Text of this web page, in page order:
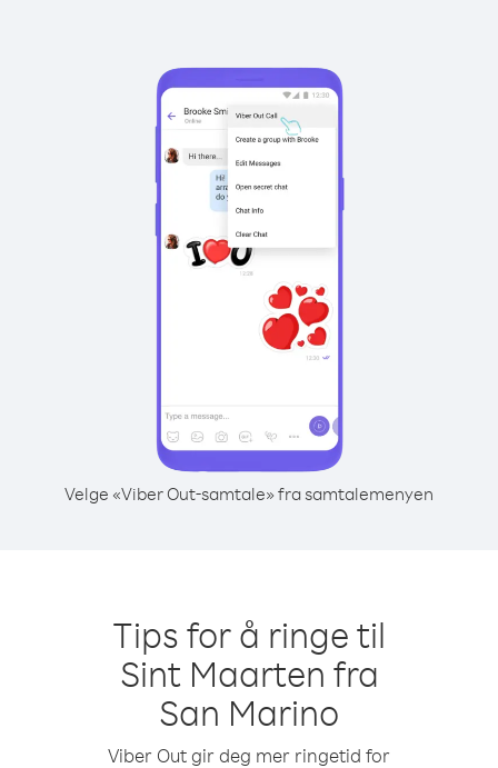
Velge «Viber Out-samtale» fra samtalemenyen
Tips for å ringe til
Sint Maarten fra
San Marino
Viber Out gir deg mer ringetid for